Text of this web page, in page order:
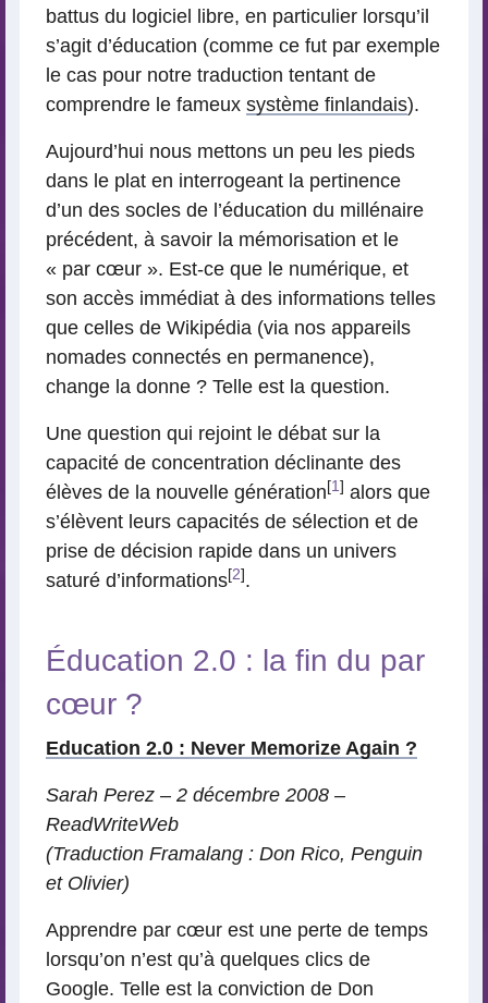
battus du logiciel libre, en particulier lorsqu’il
s’agit d’éducation (comme ce fut par exemple
le cas pour notre traduction tentant de
comprendre le fameux système finlandais).
Aujourd’hui nous mettons un peu les pieds
dans le plat en interrogeant la pertinence
d’un des socles de l’éducation du millénaire
précédent, à savoir la mémorisation et le
« par cœur ». Est-ce que le numérique, et
son accès immédiat à des informations telles
que celles de Wikipédia (via nos appareils
nomades connectés en permanence),
change la donne ? Telle est la question.
Une question qui rejoint le débat sur la
capacité de concentration déclinante des
élèves de la nouvelle génération [1] alors que
s’élèvent leurs capacités de sélection et de
prise de décision rapide dans un univers
saturé d’informations[2] .
Éducation 2.0 : la fin du par
cœur ?
Education 2.0 : Never Memorize Again ?
Sarah Perez – 2 décembre 2008 –
ReadWriteWeb
(Traduction Framalang : Don Rico, Penguin
et Olivier)
Apprendre par cœur est une perte de temps
lorsqu’on n’est qu’à quelques clics de
Google. Telle est la conviction de Don